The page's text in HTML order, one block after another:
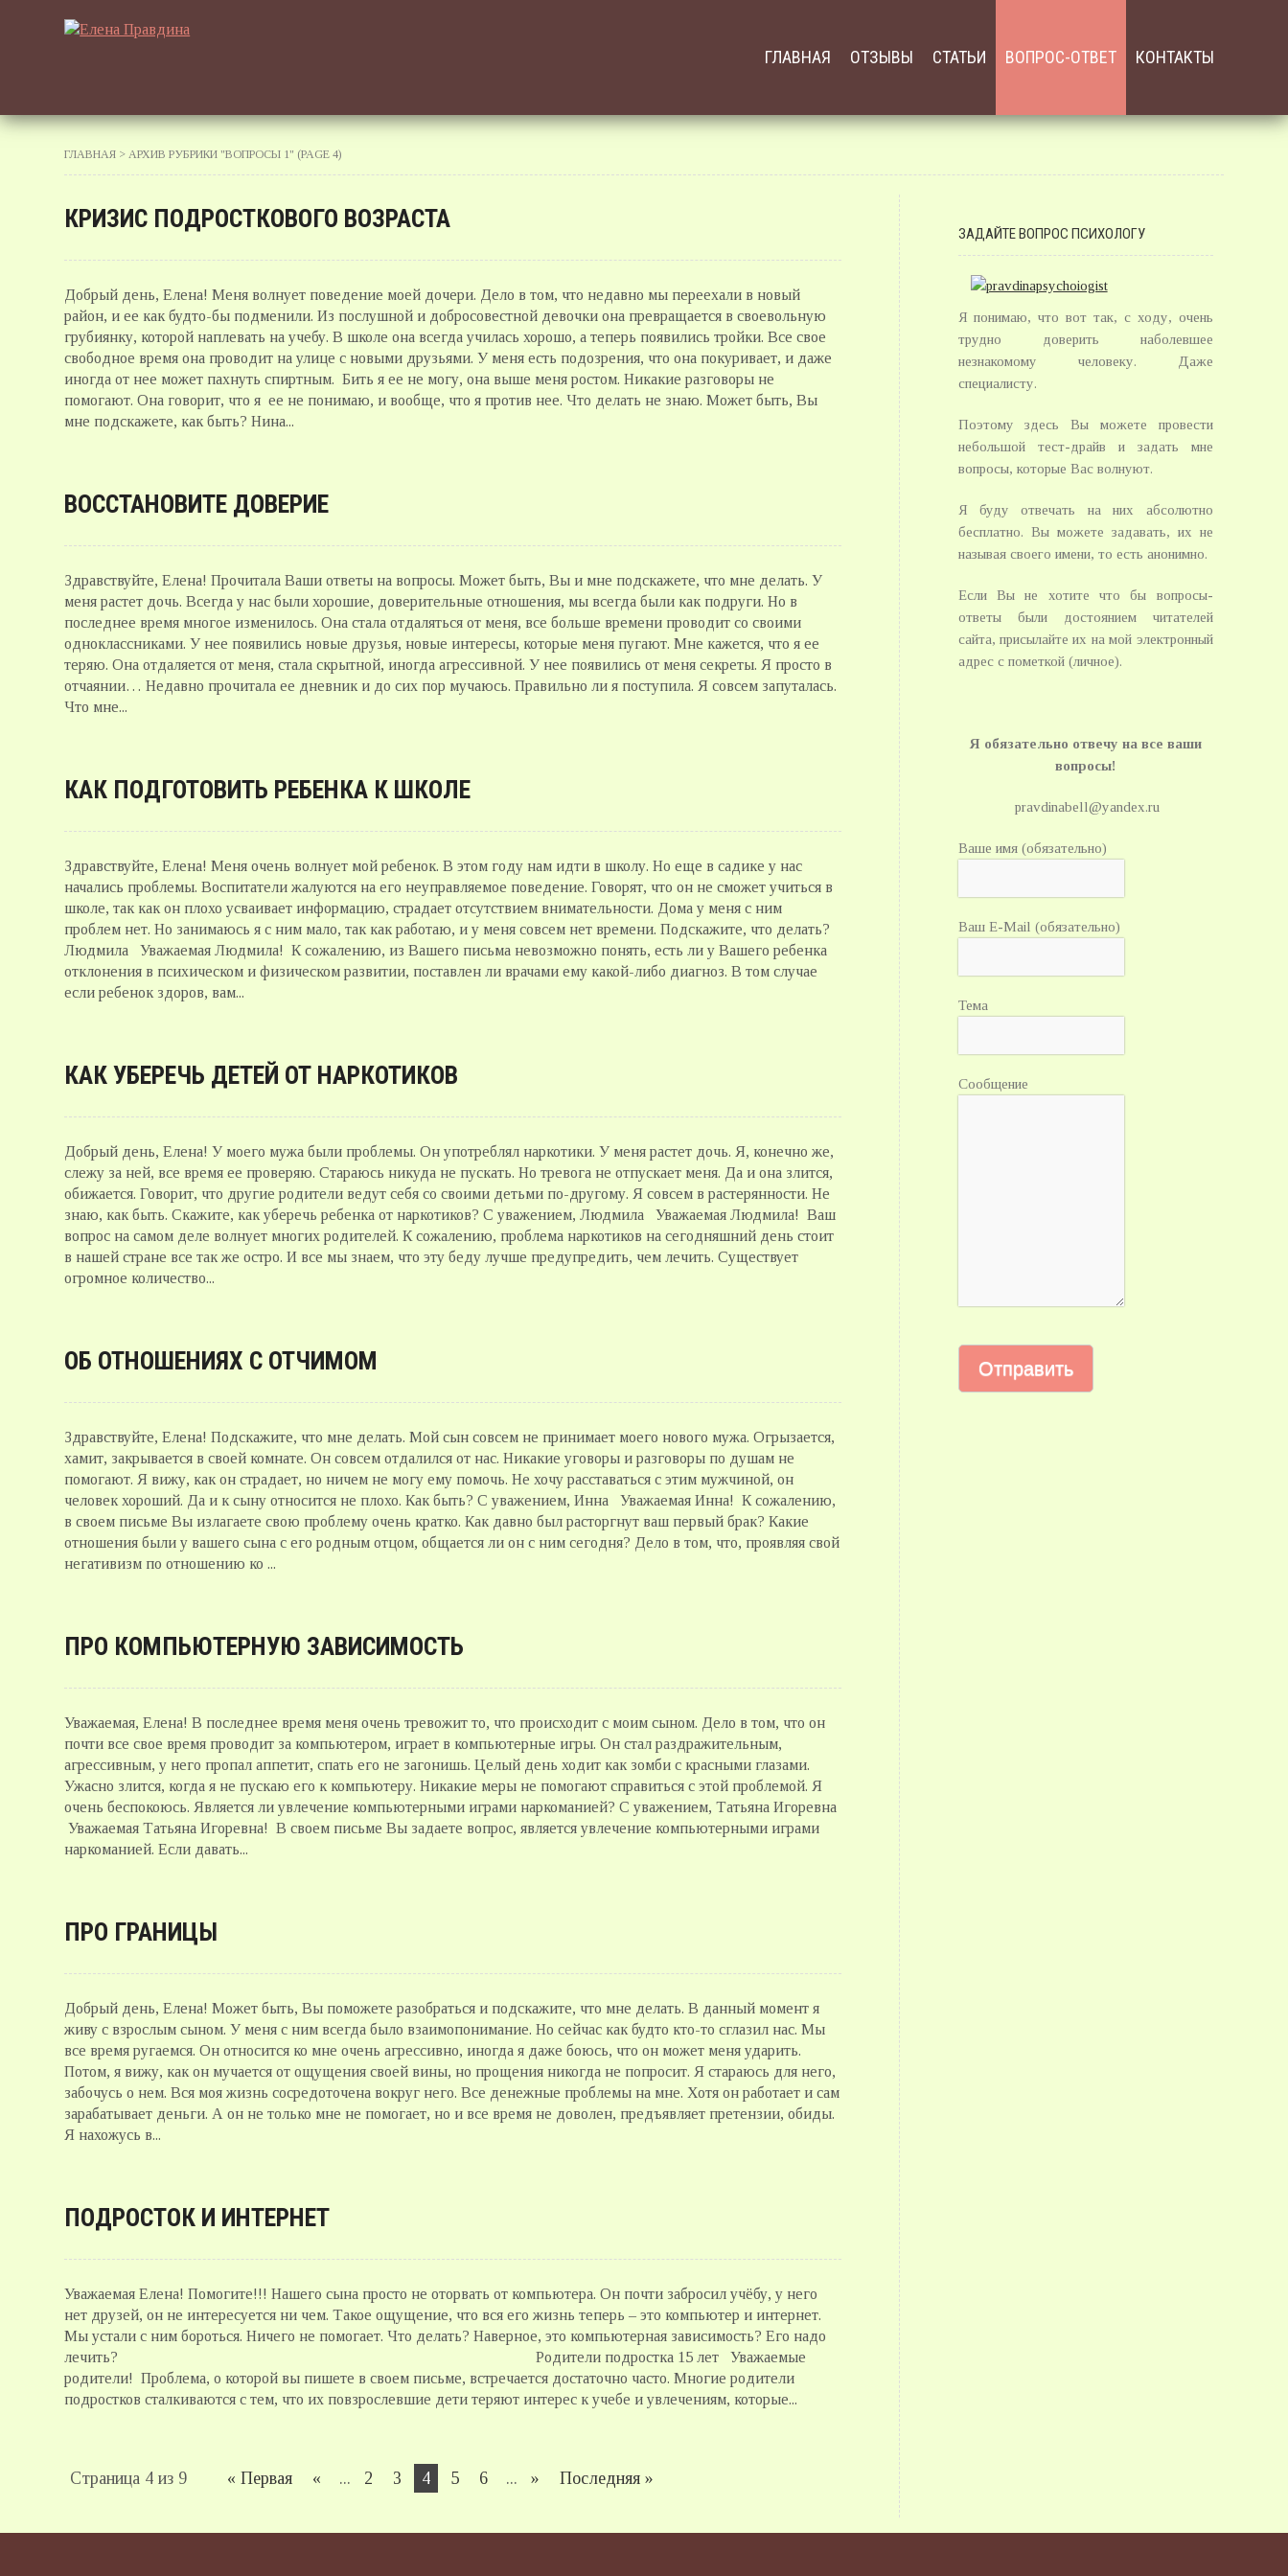
ГЛАВНАЯ ОТЗЫВЫ СТАТЬИ ВОПРОС-ОТВЕТ КОНТАКТЫ
ГЛАВНАЯ > АРХИВ РУБРИКИ "ВОПРОСЫ 1" (PAGE 4)
КРИЗИС ПОДРОСТКОВОГО ВОЗРАСТА
Добрый день, Елена! Меня волнует поведение моей дочери. Дело в том, что недавно мы переехали в новый
район, и ее как будто-бы подменили. Из послушной и добросовестной девочки она превращается в своевольную
грубиянку, которой наплевать на учебу. В школе она всегда училась хорошо, а теперь появились тройки. Все свое
свободное время она проводит на улице с новыми друзьями. У меня есть подозрения, что она покуривает, и даже
иногда от нее может пахнуть спиртным. Бить я ее не могу, она выше меня ростом. Никакие разговоры не
помогают. Она говорит, что я ее не понимаю, и вообще, что я против нее. Что делать не знаю. Может быть, Вы
мне подскажете, как быть? Нина...
ВОССТАНОВИТЕ ДОВЕРИЕ
Здравствуйте, Елена! Прочитала Ваши ответы на вопросы. Может быть, Вы и мне подскажете, что мне делать. У
меня растет дочь. Всегда у нас были хорошие, доверительные отношения, мы всегда были как подруги. Но в
последнее время многое изменилось. Она стала отдаляться от меня, все больше времени проводит со своими
одноклассниками. У нее появились новые друзья, новые интересы, которые меня пугают. Мне кажется, что я ее
теряю. Она отдаляется от меня, стала скрытной, иногда агрессивной. У нее появились от меня секреты. Я просто в
отчаянии… Недавно прочитала ее дневник и до сих пор мучаюсь. Правильно ли я поступила. Я совсем запуталась.
Что мне...
КАК ПОДГОТОВИТЬ РЕБЕНКА К ШКОЛЕ
Здравствуйте, Елена! Меня очень волнует мой ребенок. В этом году нам идти в школу. Но еще в садике у нас
начались проблемы. Воспитатели жалуются на его неуправляемое поведение. Говорят, что он не сможет учиться в
школе, так как он плохо усваивает информацию, страдает отсутствием внимательности. Дома у меня с ним
проблем нет. Но занимаюсь я с ним мало, так как работаю, и у меня совсем нет времени. Подскажите, что делать?
Людмила Уважаемая Людмила! К сожалению, из Вашего письма невозможно понять, есть ли у Вашего ребенка
отклонения в психическом и физическом развитии, поставлен ли врачами ему какой-либо диагноз. В том случае
если ребенок здоров, вам...
КАК УБЕРЕЧЬ ДЕТЕЙ ОТ НАРКОТИКОВ
Добрый день, Елена! У моего мужа были проблемы. Он употреблял наркотики. У меня растет дочь. Я, конечно же,
слежу за ней, все время ее проверяю. Стараюсь никуда не пускать. Но тревога не отпускает меня. Да и она злится,
обижается. Говорит, что другие родители ведут себя со своими детьми по-другому. Я совсем в растерянности. Не
знаю, как быть. Скажите, как уберечь ребенка от наркотиков? С уважением, Людмила Уважаемая Людмила! Ваш
вопрос на самом деле волнует многих родителей. К сожалению, проблема наркотиков на сегодняшний день стоит
в нашей стране все так же остро. И все мы знаем, что эту беду лучше предупредить, чем лечить. Существует
огромное количество...
ОБ ОТНОШЕНИЯХ С ОТЧИМОМ
Здравствуйте, Елена! Подскажите, что мне делать. Мой сын совсем не принимает моего нового мужа. Огрызается,
хамит, закрывается в своей комнате. Он совсем отдалился от нас. Никакие уговоры и разговоры по душам не
помогают. Я вижу, как он страдает, но ничем не могу ему помочь. Не хочу расставаться с этим мужчиной, он
человек хороший. Да и к сыну относится не плохо. Как быть? С уважением, Инна Уважаемая Инна! К сожалению,
в своем письме Вы излагаете свою проблему очень кратко. Как давно был расторгнут ваш первый брак? Какие
отношения были у вашего сына с его родным отцом, общается ли он с ним сегодня? Дело в том, что, проявляя свой
негативизм по отношению ко ...
ПРО КОМПЬЮТЕРНУЮ ЗАВИСИМОСТЬ
Уважаемая, Елена! В последнее время меня очень тревожит то, что происходит с моим сыном. Дело в том, что он
почти все свое время проводит за компьютером, играет в компьютерные игры. Он стал раздражительным,
агрессивным, у него пропал аппетит, спать его не загонишь. Целый день ходит как зомби с красными глазами.
Ужасно злится, когда я не пускаю его к компьютеру. Никакие меры не помогают справиться с этой проблемой. Я
очень беспокоюсь. Является ли увлечение компьютерными играми наркоманией? С уважением, Татьяна Игоревна
Уважаемая Татьяна Игоревна! В своем письме Вы задаете вопрос, является увлечение компьютерными играми
наркоманией. Если давать...
ПРО ГРАНИЦЫ
Добрый день, Елена! Может быть, Вы поможете разобраться и подскажите, что мне делать. В данный момент я
живу с взрослым сыном. У меня с ним всегда было взаимопонимание. Но сейчас как будто кто-то сглазил нас. Мы
все время ругаемся. Он относится ко мне очень агрессивно, иногда я даже боюсь, что он может меня ударить.
Потом, я вижу, как он мучается от ощущения своей вины, но прощения никогда не попросит. Я стараюсь для него,
забочусь о нем. Вся моя жизнь сосредоточена вокруг него. Все денежные проблемы на мне. Хотя он работает и сам
зарабатывает деньги. А он не только мне не помогает, но и все время не доволен, предъявляет претензии, обиды.
Я нахожусь в...
ПОДРОСТОК И ИНТЕРНЕТ
Уважаемая Елена! Помогите!!! Нашего сына просто не оторвать от компьютера. Он почти забросил учёбу, у него
нет друзей, он не интересуется ни чем. Такое ощущение, что вся его жизнь теперь – это компьютер и интернет.
Мы устали с ним бороться. Ничего не помогает. Что делать? Наверное, это компьютерная зависимость? Его надо
лечить? Родители подростка 15 лет Уважаемые
родители! Проблема, о которой вы пишете в своем письме, встречается достаточно часто. Многие родители
подростков сталкиваются с тем, что их повзрослевшие дети теряют интерес к учебе и увлечениям, которые...
Страница 4 из 9 « Первая « ... 2 3 4 5 6 ... » Последняя »
ЗАДАЙТЕ ВОПРОС ПСИХОЛОГУ
Я понимаю, что вот так, с ходу, очень
трудно доверить наболевшее
незнакомому человеку. Даже
специалисту.
Поэтому здесь Вы можете провести
небольшой тест-драйв и задать мне
вопросы, которые Вас волнуют.
Я буду отвечать на них абсолютно
бесплатно. Вы можете задавать, их не
называя своего имени, то есть анонимно.
Если Вы не хотите что бы вопросы-
ответы были достоянием читателей
сайта, присылайте их на мой электронный
адрес с пометкой (личное).
Я обязательно отвечу на все ваши
вопросы!
pravdinabell@yandex.ru
Ваше имя (обязательно)
Ваш E-Mail (обязательно)
Тема
Сообщение